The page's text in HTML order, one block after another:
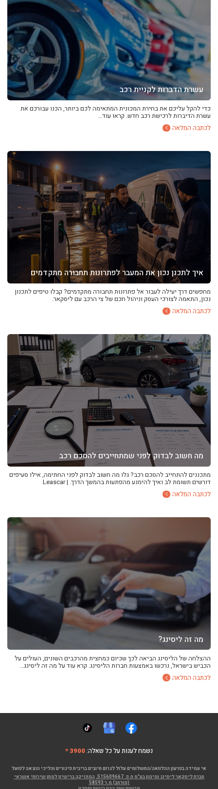
עשרת הדברות לקניית רכב
כדי להקל עליכם את בחירת המכונית המתאימה לכם ביותר, הכנו עבורכם את
עשרת הדיברות לרכישת רכב חדש. קראו עוד...
לכתבה המלאה
איך לתכנן נכון את המעבר לפתרונות תחבורה מתקדמים
מחפשים דרך יעילה לעבור אל פתרונות תחבורה מתקדמים? קבלו טיפים לתכנון
נכון, התאמה לצורכי העסק וניהול חכם של צי הרכב עם ליסקאר.
לכתבה המלאה
מה חשוב לבדוק לפני שמתחייבים להסכם רכב
מתכננים להתחייב להסכם רכב? גלו מה חשוב לבדוק לפני החתימה, אילו סעיפים
דורשים תשומת לב ואיך להימנע מהפתעות בהמשך הדרך. | Leascar
לכתבה המלאה
מה זה ליסינג?
ההצלחה של הליסינג הביאה לכך שכיום כמחצית מהרכבים השונים, העולים על
הכביש בישראל, נרכשו באמצעות חברות הליסינג. קרא עוד על מה זה ליסינג...
לכתבה המלאה
נשמח לענות על כל שאלה:3900 *
אי עמידה בפרעון ההלוואה/התשלומים עלול לגרום חיובים בריבית פיגורים והליכי הוצאה לפועל
חברת ליסקאר ליסינג ומימון בע"מ ח.פ. 515609667, המחזיקה ברישיון למתן שירותי אשראי
(מורחב) מ.ר 58593